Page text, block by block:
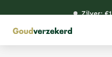
inhoud
Zilver: €